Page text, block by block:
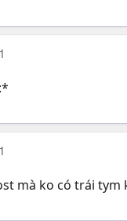
mà ko có trái tym